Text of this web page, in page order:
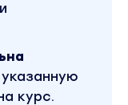
курс.